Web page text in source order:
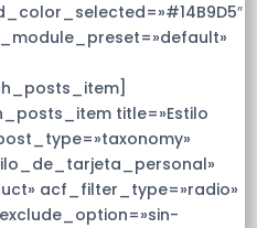
_module_preset=»default»
title=»Estilo
acf_filter_type=»radio»